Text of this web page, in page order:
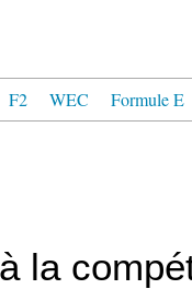
F2 WEC Formule E
la